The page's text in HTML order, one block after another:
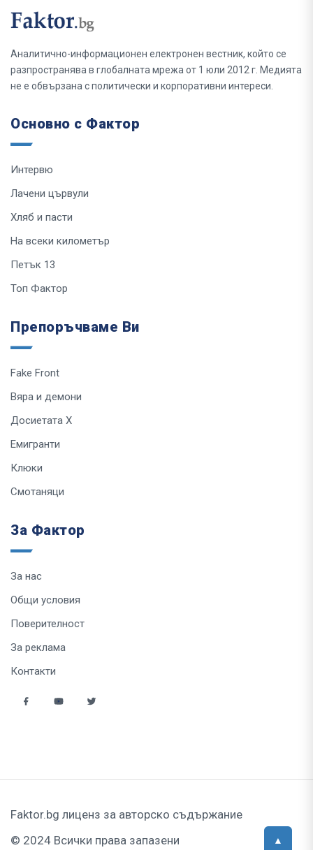
Аналитично-информационен електронен вестник, който се
разпространява в глобалната мрежа от 1 юли 2012 г. Медията
не е обвързана с политически и корпоративни интереси.
Основно с Фактор
Интервю
Лачени цървули
Хляб и пасти
На всеки километър
Петък 13
Топ Фактор
Препоръчваме Ви
Fake Front
Вяра и демони
Досиетата Х
Емигранти
Клюки
Смотаняци
За Фактор
За нас
Общи условия
Поверителност
За реклама
Контакти
Faktor.bg лиценз за авторско съдържание
© 2024 Всички права запазени